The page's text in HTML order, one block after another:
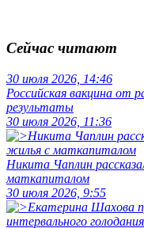
Сейчас читают
30 июля 2026, 14:46
Российская вакцина от
результаты
30 июля 2026, 11:36
Никита Чаплин
маткапиталом
30 июля 2026, 9:55